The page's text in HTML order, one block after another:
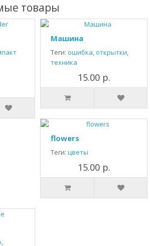
товары
Машина
Теги: ошибка,открытки,
техника
15.00 р.
flowers
Теги: цветы
15.00 р.
,